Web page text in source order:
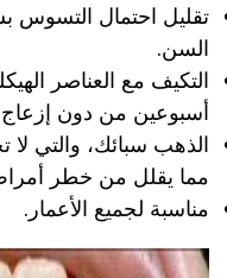
تقليل احتمال
السن.
التكيف مع العناصر
أسبوعين من دون إزعاج
الذهب سبائك، والتي لا
مما يقلل من خطر
مناسبة لجميع الأعمار.